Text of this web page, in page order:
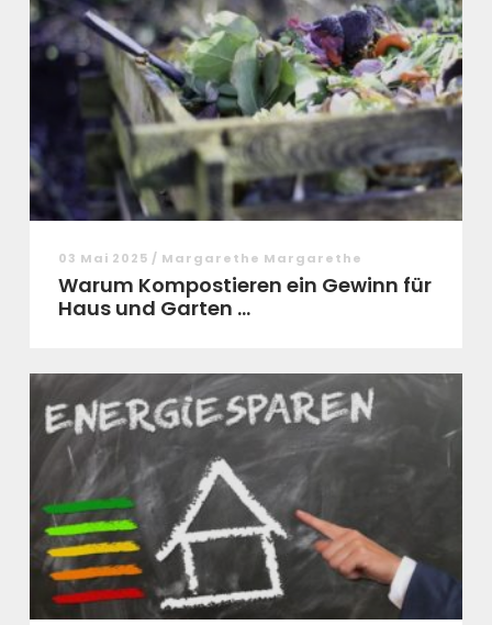
03 Mai 2025 / Margarethe Margarethe
Warum Kompostieren ein Gewinn für
Haus und Garten ...